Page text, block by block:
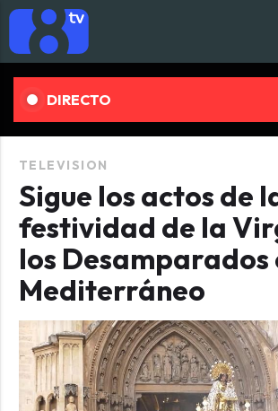
DIRECTO
TELEVISION
Sigue los actos de
festividad de la
los Desamparados
Mediterráneo